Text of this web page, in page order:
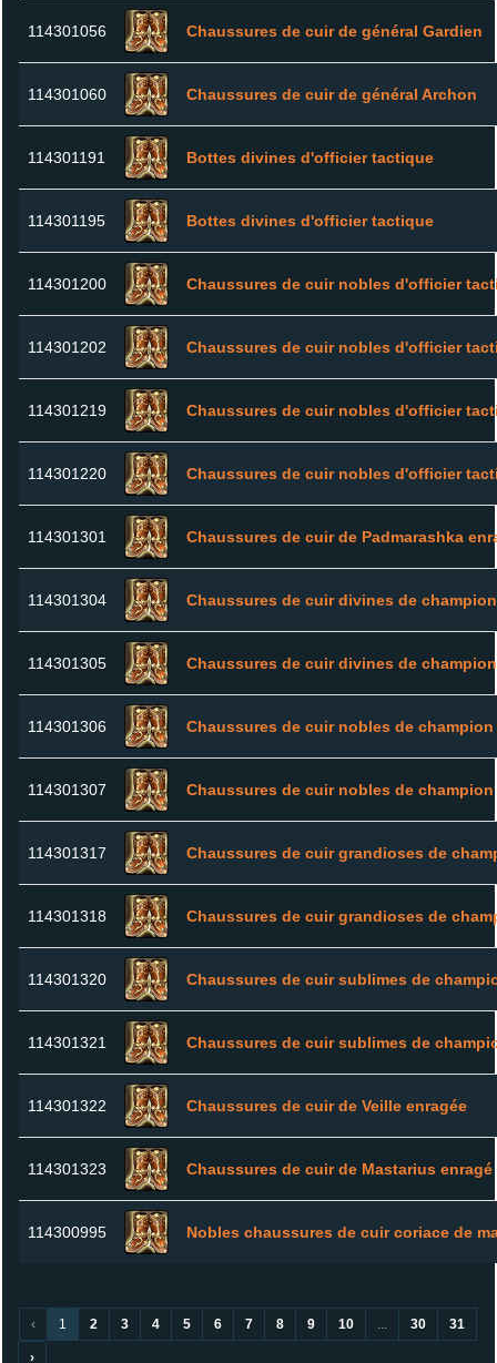
114301056 Chaussures de cuir de général Gardien
114301060 Chaussures de cuir de général Archon
114301191 Bottes divines d'officier tactique
114301195 Bottes divines d'officier tactique
114301200 Chaussures de cuir nobles d'officier
114301202 Chaussures de cuir nobles d'officier
114301219 Chaussures de cuir nobles d'officier
114301220 Chaussures de cuir nobles d'officier
114301301 Chaussures de cuir de Padmarashka
114301304 Chaussures de cuir divines de
114301305 Chaussures de cuir divines de
114301306 Chaussures de cuir nobles de
114301307 Chaussures de cuir nobles de
114301317 Chaussures de cuir grandioses de
114301318 Chaussures de cuir grandioses de
114301320 Chaussures de cuir sublimes de
114301321 Chaussures de cuir sublimes de
114301322 Chaussures de cuir de Veille enragée
114301323 Chaussures de cuir de Mastarius enragé
114300995 Nobles chaussures de cuir coriace de
‹ 1 2 3 4 5 6 7 8 9 10 ... 30 31
›